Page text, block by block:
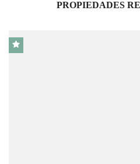
PROPIEDADES